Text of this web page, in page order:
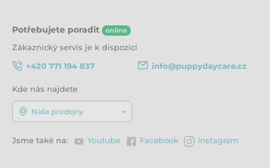
váha kočky (kg) denní dávka (g)
2 - 4 115 - 260
Podávejte v pokojové teplotě a zajistěte dostatek pitné
vody. Po otevření uchovávejte v lednici. Krmný návod
je pouze doporučením a množství krmiva se může
Potřebujete poradit online
Zákaznický servis je k dispozici
+420 771 194 837
info@puppydaycare.cz
Kde nás najdete
Naše prodejny
Jsme také na: Youtube Facebook Instagram